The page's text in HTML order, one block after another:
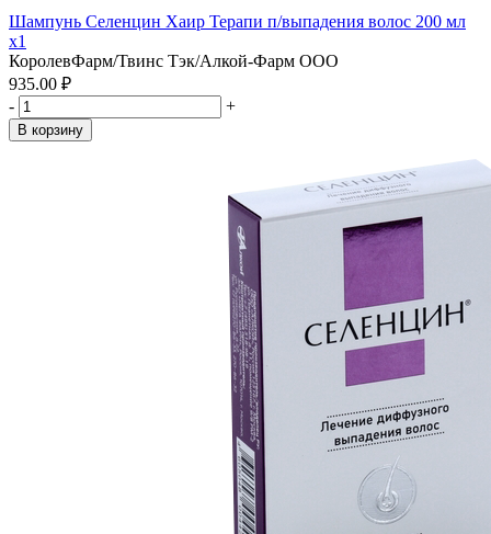
Шампунь Селенцин Хаир Терапи п/выпадения волос 200 мл
x1
КоролевФарм/Твинс Тэк/Алкой-Фарм ООО
935.00 ₽
-
+
В корзину